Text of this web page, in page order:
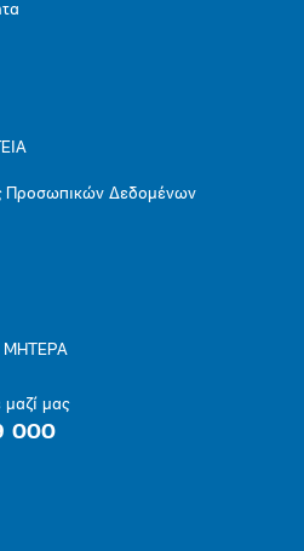
Προσωπικών Δεδομένων
ΜΗΤΕΡΑ
μαζί μας
000